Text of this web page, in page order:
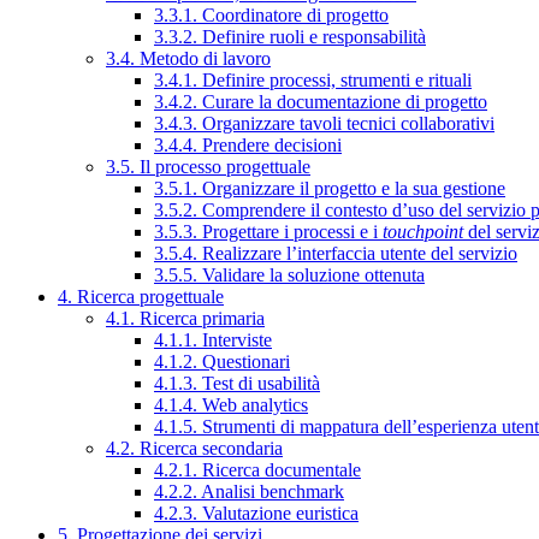
3.3.1. Coordinatore di progetto
3.3.2. Definire ruoli e responsabilità
3.4. Metodo di lavoro
3.4.1. Definire processi, strumenti e rituali
3.4.2. Curare la documentazione di progetto
3.4.3. Organizzare tavoli tecnici collaborativi
3.4.4. Prendere decisioni
3.5. Il processo progettuale
3.5.1. Organizzare il progetto e la sua gestione
3.5.2. Comprendere il contesto d’uso del servizio
3.5.3. Progettare i processi e i touchpointdel
3.5.4. Realizzare l’interfaccia utente del servizio
3.5.5. Validare la soluzione ottenuta
4. Ricerca progettuale
4.1. Ricerca primaria
4.1.1. Interviste
4.1.2. Questionari
4.1.3. Test di usabilità
4.1.4. Web analytics
4.1.5. Strumenti di mappatura dell’esperienza
4.2. Ricerca secondaria
4.2.1. Ricerca documentale
4.2.2. Analisi benchmark
4.2.3. Valutazione euristica
5. Progettazione dei servizi